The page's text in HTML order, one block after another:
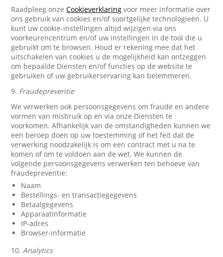
Raadpleeg onzeCookieverklaring voor meer informatie over
ons gebruik van cookies en/of soortgelijke technologieën. U
kunt uw cookie-instellingen altijd wijzigen via ons
voorkeurencentrum en/of uw instellingen in de tool die u
gebruikt om te browsen. Houd er rekening mee dat het
uitschakelen van cookies u de mogelijkheid kan ontzeggen
om bepaalde Diensten en/of functies op de website te
gebruiken of uw gebruikerservaring kan belemmeren.
9. Fraudepreventie
We verwerken ook persoonsgegevens om fraude en andere
vormen van misbruik op en via onze Diensten te
voorkomen. Afhankelijk van de omstandigheden kunnen we
een beroep doen op uw toestemming of het feit dat de
verwerking noodzakelijk is om een contract met u na te
komen of om te voldoen aan de wet. We kunnen de
volgende persoonsgegevens verwerken ten behoeve van
fraudepreventie:
Naam
Bestellings- en transactiegegevens
Betaalgegevens
Apparaatinformatie
IP-adres
Browser-informatie
10.Analytics